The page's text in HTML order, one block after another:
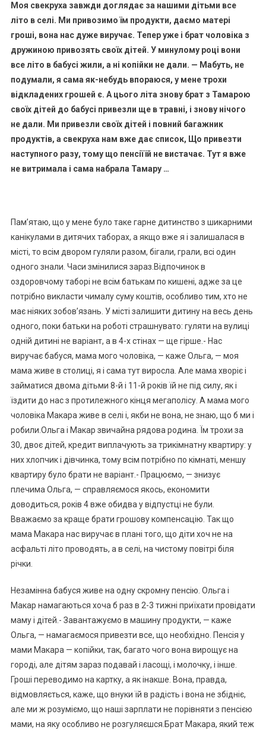
Моя свекруха завжди доглядає за нашими дітьми все
літо в селі. Ми привозимо їм продукти, даємо матері
гроші, вона нас дуже виручає. Тепер уже і брат чоловіка з
дружиною привозять своїх дітей. У минулому році вони
все літо в бабусі жили, а ні копійки не дали. — Мабуть, не
подумали, я сама як-небудь впораюся, у мене трохи
відкладених грошей є. А цього літа знову брат з Тамарою
своїх дітей до бабусі привезли ще в травні, і знову нічого
не дали. Ми привезли своїх дітей і повний багажник
продуктів, а свекруха нам вже дає список, Що привезти
наступного разу, тому що пенсії їй не вистачає. Тут я вже
не витримала і сама набрала Тамару …
Пам’ятаю, що у мене було таке гарне дитинство з шикарними
канікулами в дитячих таборах, а якщо вже я і залишалася в
місті, то всім двором гуляли разом, бігали, грали, всі один
одного знали. Часи змінилися зараз.Відпочинок в
оздоровчому таборі не всім батькам по кишені, адже за це
потрібно викласти чималу суму коштів, особливо тим, хто не
має ніяких зобов’язань. У місті залишити дитину на весь день
одного, поки батьки на роботі страшнувато: гуляти на вулиці
одній дитині не варіант, а в 4-х стінах — ще гірше.- Нас
виручає бабуся, мама мого чоловіка, — каже Ольга, — моя
мама живе в столиці, я і сама тут виросла. Але мама хворіє і
займатися двома дітьми 8-й і 11-й років їй не під силу, як і
їздити до нас з протилежного кінця мегаполісу. А мама мого
чоловіка Макара живе в селі і, якби не вона, не знаю, що б ми і
робили.Ольга і Макар звичайна рядова родина. Їм трохи за
30, двоє дітей, кредит виплачують за трикімнатну квартиру: у
них хлопчик і дівчинка, тому всім потрібно по кімнаті, меншу
квартиру було брати не варіант.- Працюємо, — знизує
плечима Ольга, — справляємося якось, економити
доводиться, років 4 вже обидва у відпустці не були.
Вважаємо за краще брати грошову компенсацію. Так що
мама Макара нас виручає в плані того, що діти хоч не на
асфальті літо проводять, а в селі, на чистому повітрі біля
річки.
Незамінна бабуся живе на одну скромну пенсію. Ольга і
Макар намагаються хоча б раз в 2-3 тижні приїхати провідати
маму і дітей.- Завантажуємо в машину продукти, — каже
Ольга, — намагаємося привезти все, що необхідно. Пенсія у
мами Макара — копійки, так, багато чого вона вирощує на
городі, але дітям зараз подавай і ласощі, і молочку, і інше.
Гроші переводимо на картку, а як інакше. Вона, правда,
відмовляється, каже, що внуки їй в радість і вона не збідніє,
але ми ж розуміємо, що наші зарплати не порівняти з пенсією
мами, на яку особливо не розгуляєшся.Брат Макара, який теж